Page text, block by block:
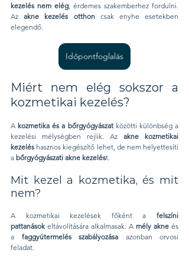
kezelés nem elég, érdemes szakemberhez fordulni.
Az akne kezelés otthon csak enyhe esetekben
elegendő.
Időpontfoglalás
Miért nem elég sokszor a
kozmetikai kezelés?
A kozmetika és a bőrgyógyászat közötti különbség a
kezelési mélységben rejlik. Az akne kozmetikai
kezelés hasznos kiegészítő lehet, de nem helyettesíti
a bőrgyógyászati akne kezelést.
Mit kezel a kozmetika, és mit
nem?
A kozmetikai kezelések főként a felszíni
pattanások eltávolítására alkalmasak. A mély akne és
a faggyútermelés szabályozása azonban orvosi
feladat.